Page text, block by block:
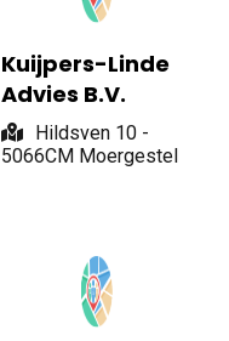
Kuijpers-Linde
Advies B.V.
Hildsven 10 -
5066CM Moergestel